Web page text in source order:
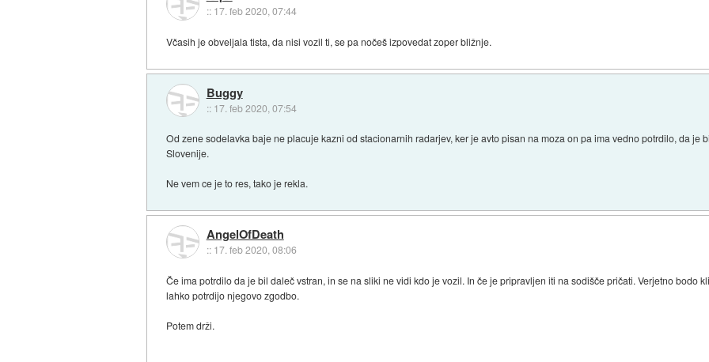
:: 17. feb 2020, 07:44
Včasih je obveljala tista, da nisi vozil ti, se pa nočeš izpovedat zoper bližnje.
Buggy
:: 17. feb 2020, 07:54
Od zene sodelavka baje ne placuje kazni od stacionarnih radarjev, ker je avto pisan na moza on pa ima vedno potrdilo, da je
Slovenije.
Ne vem ce je to res, tako je rekla.
AngelOfDeath
:: 17. feb 2020, 08:06
Če ima potrdilo da je bil daleč vstran, in se na sliki ne vidi kdo je vozil. In če je pripravljen iti na sodišče pričati. Verjetno bodo
lahko potrdijo njegovo zgodbo.
Potem drži.